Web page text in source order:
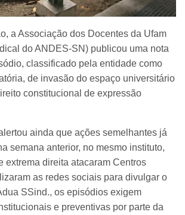
a Associação dos Docentes da Ufam
do ANDES-SN) publicou uma nota
classificado pela entidade como
de invasão do espaço universitário
constitucional de expressão
ainda que ações semelhantes já
semana anterior, no mesmo instituto,
extrema direita atacaram Centros
as redes sociais para divulgar o
SSind., os episódios exigem
e preventivas por parte da